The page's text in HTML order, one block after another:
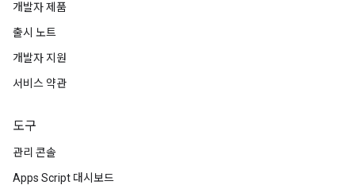
개발자 제품
출시 노트
개발자 지원
서비스 약관
도구
관리 콘솔
Apps Script 대시보드